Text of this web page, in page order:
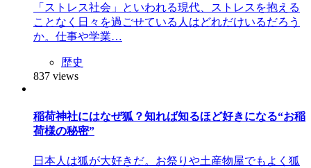
「ストレス社会」といわれる現代、ストレスを抱える
ことなく日々を過ごせている人はどれだけいるだろう
か。仕事や学業…
歴史
837 views
稲荷神社にはなぜ狐？知れば知るほど好きになる“お稲
荷様の秘密”
日本人は狐が大好きだ。お祭りや土産物屋でもよく狐